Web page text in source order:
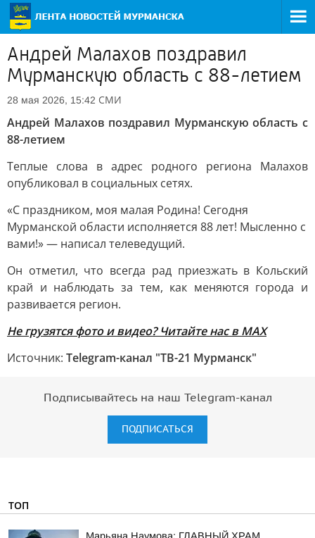
Андрей Малахов поздравил
Мурманскую область с 88-летием
28 мая 2026, 15:42 СМИ
Андрей Малахов поздравил Мурманскую область с
88-летием
Теплые слова в адрес родного региона Малахов
опубликовал в социальных сетях.
«С праздником, моя малая Родина! Сегодня
Мурманской области исполняется 88 лет! Мысленно с
вами!» — написал телеведущий.
Он отметил, что всегда рад приезжать в Кольский
край и наблюдать за тем, как меняются города и
развивается регион.
Не грузятся фото и видео? Читайте нас в MAX
Источник: Telegram-канал "ТВ-21 Мурманск"
Подписывайтесь на наш Telegram-канал
ПОДПИСАТЬСЯ
ТОП